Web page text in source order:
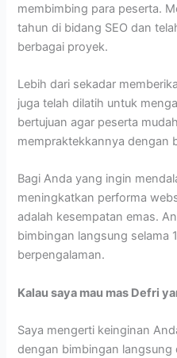
membimbing para peserta.
tahun di bidang SEO dan
berbagai proyek.
Lebih dari sekadar
juga telah dilatih untuk
bertujuan agar peserta
mempraktekkannya dengan
Bagi Anda yang ingin
meningkatkan performa
adalah kesempatan emas.
bimbingan langsung selama
berpengalaman.
Kalau saya mau mas Defri
Saya mengerti keinginan
dengan bimbingan langsung